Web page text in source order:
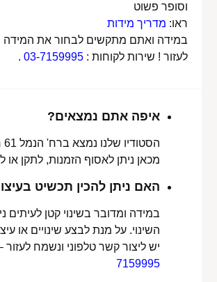
וסופר פשוט
ראו: מדריך מידות
במידה ואתם מתקשים לבחור את
לעזור ! שירות לקוחות :03-7159995
.
איפה אתם נמצאים?
מכאן ניתן לאסוף הזמנות, לתקן או
האם ניתן להכין תכשיט
במידה ומדובר בשינוי קטן לעיתים
השינוי. על מנת לבצע שינויים או
יש ליצור קשר טלפוני ונשמח לעזור
7159995